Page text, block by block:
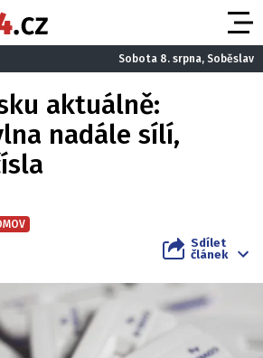
Sobota 8. srpna, Soběslav
aktuálně:
nadále sílí,
Sdílet
článek